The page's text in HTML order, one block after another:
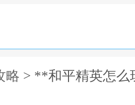
略 > **和平精英怎么